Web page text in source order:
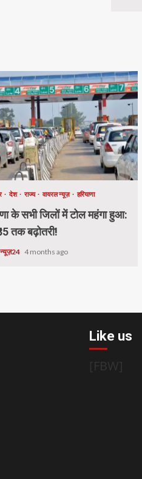
देश राज्य वायरल न्यूज़ हरियाणा
के सभी जिलों में टोल महंगा हुआ:
तक बढ़ोतरी!
न्यूज़24 4 months ago
Like us
[FBW]